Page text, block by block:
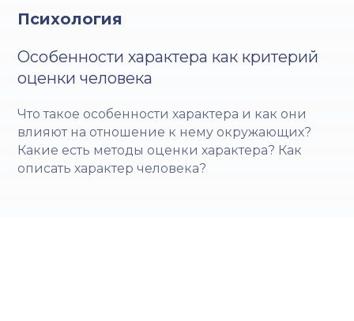
Психология
Особенности характера как критерий
оценки человека
Что такое особенности характера и как они
влияют на отношение к нему окружающих?
Какие есть методы оценки характера? Как
описать характер человека?